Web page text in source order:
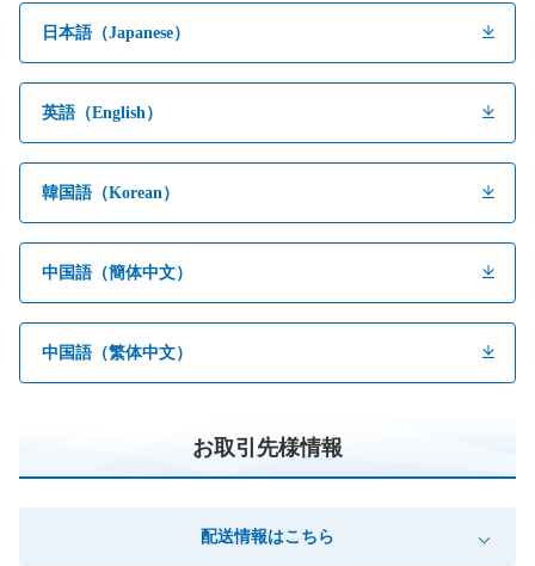
日本語（Japanese）
英語（English）
韓国語（Korean）
中国語（簡体中文）
中国語（繁体中文）
お取引先様情報
配送情報はこちら